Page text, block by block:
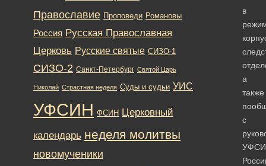
в
а
также
с
Православие Проповеди Романовы
Россия Русская Православная
Церковь Русские святые СИЗО-1
СИЗО-2 Санкт-Петербург Святой Царь
Николай Страстная неделя Суды и судьи УИС
УФСИН ФСИН Церковный
календарь неделя молитвы
новомученики